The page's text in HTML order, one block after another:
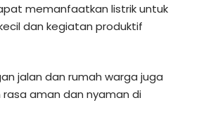
memanfaatkan listrik untuk
dan kegiatan produktif
jalan dan rumah warga juga
aman dan nyaman di